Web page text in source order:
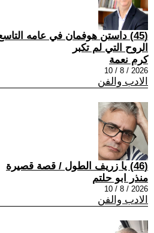
(45) داستن هوفمان في عامه
الروح التي لم تكبر
كرم نعمة
2026 / 8 / 10
الادب والفن
(46) يا زريف الطول / قصة قصيرة
منذر ابو حلتم
2026 / 8 / 10
الادب والفن